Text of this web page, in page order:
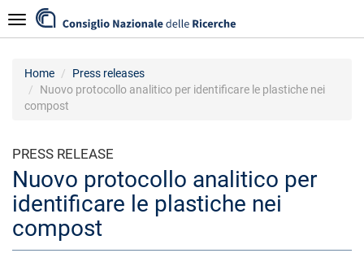
to
main
Navigazione
Home
Press releases
Nuovo protocollo analitico per identificare le plastiche nei
compost
PRESS RELEASE
Nuovo protocollo analitico per
identificare le plastiche nei
compost